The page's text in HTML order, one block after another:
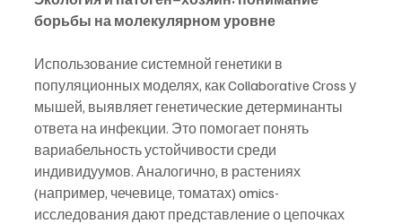
борьбы на молекулярном уровне
Использование системной генетики в
популяционных моделях, как Collaborative Cross у
мышей, выявляет генетические детерминанты
ответа на инфекции. Это помогает понять
вариабельность устойчивости среди
индивидуумов. Аналогично, в растениях
(например, чечевице, томатах) omics-
исследования дают представление о цепочках